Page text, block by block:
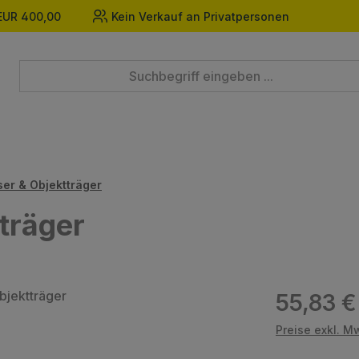
400,00 Kein Verkauf an Privatpersonen
& Objektträger
Regulärer
55,83 €
Preise exkl.